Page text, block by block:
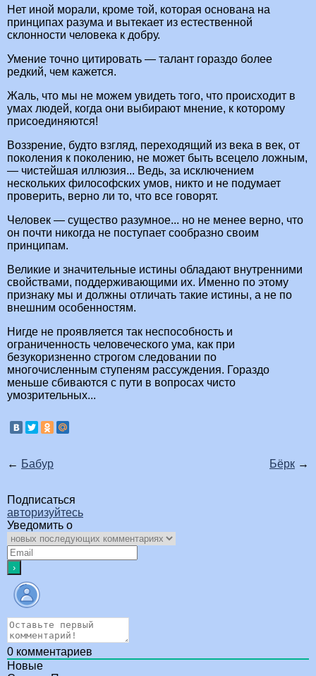
Нет иной морали, кроме той, которая основана на
принципах разума и вытекает из естественной
склонности человека к добру.
Умение точно цитировать — талант гораздо более
редкий, чем кажется.
Жаль, что мы не можем увидеть того, что происходит в
умах людей, когда они выбирают мнение, к которому
присоединяются!
Воззрение, будто взгляд, переходящий из века в век, от
поколения к поколению, не может быть всецело ложным,
— чистейшая иллюзия... Ведь, за исключением
нескольких философских умов, никто и не подумает
проверить, верно ли то, что все говорят.
Человек — существо разумное... но не менее верно, что
он почти никогда не поступает сообразно своим
принципам.
Великие и значительные истины обладают внутренними
свойствами, поддерживающими их. Именно по этому
признаку мы и должны отличать такие истины, а не по
внешним особенностям.
Нигде не проявляется так неспособность и
ограниченность человеческого ума, как при
безукоризненно строгом следовании по
многочисленным ступеням рассуждения. Гораздо
меньше сбиваются с пути в вопросах чисто
умозрительных...
← Бабур Бёрк →
Подписаться
авторизуйтесь
Уведомить о
0 комментариев
Новые